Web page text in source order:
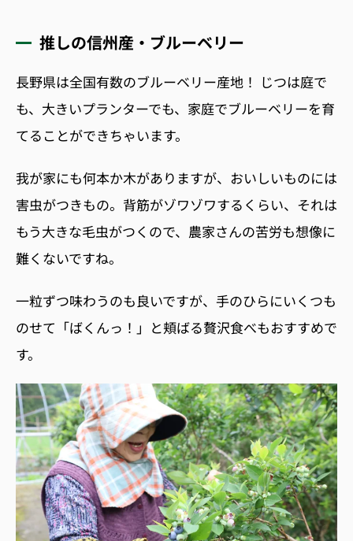
推しの信州産・ブルーベリー
長野県は全国有数のブルーベリー産地！ じつは庭で
も、大きいプランターでも、家庭でブルーベリーを育
てることができちゃいます。
我が家にも何本か木がありますが、おいしいものには
害虫がつきもの。背筋がゾワゾワするくらい、それは
もう大きな毛虫がつくので、農家さんの苦労も想像に
難くないですね。
一粒ずつ味わうのも良いですが、手のひらにいくつも
のせて「ばくんっ！」と頬ばる贅沢食べもおすすめで
す。